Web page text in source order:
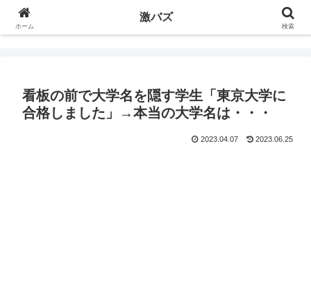
看板の前で大学名を隠す学生「東京大学に
合格しました」→本当の大学名は・・・
2023.04.07 2023.06.25
ホーム
激バズ
検索